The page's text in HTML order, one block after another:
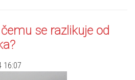
se razlikuje od
16:07